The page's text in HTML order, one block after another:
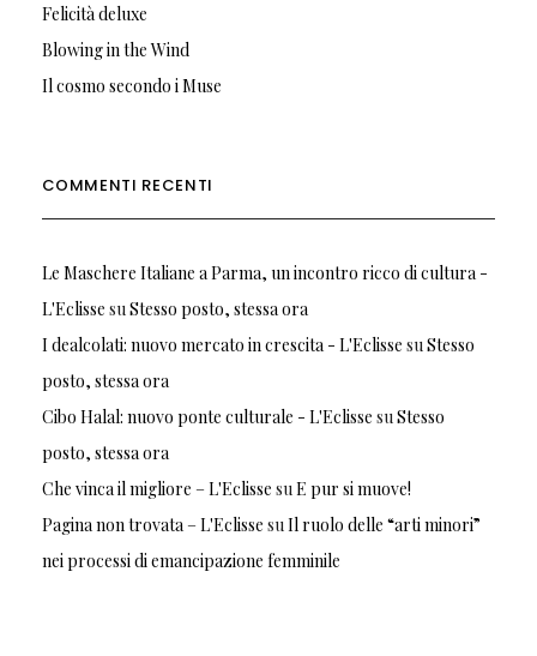
Felicità deluxe
Blowing in the Wind
Il cosmo secondo i Muse
COMMENTI RECENTI
Le Maschere Italiane a Parma, un incontro ricco di cultura -
L'Eclisse suStesso posto, stessa ora
I dealcolati: nuovo mercato in crescita - L'Eclisse suStesso
posto, stessa ora
Cibo Halal: nuovo ponte culturale - L'Eclisse suStesso
posto, stessa ora
Che vinca il migliore – L'Eclisse suE pur si muove!
Pagina non trovata – L'Eclisse suIl ruolo delle “arti minori”
nei processi di emancipazione femminile